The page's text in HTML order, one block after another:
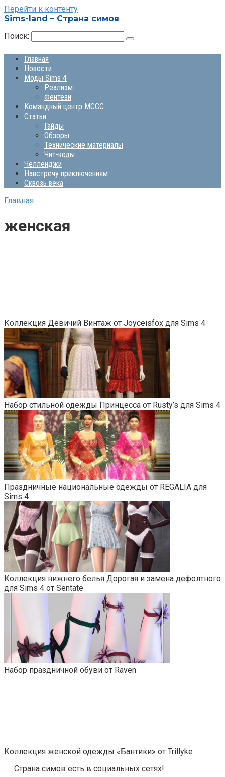
Перейти к контенту
Sims-land – Страна симов
Поиск:
Главная
Новости
Моды Sims 4
Реализм
Фентези
Командный центр MCCC
Статьи
Гайды
Обзоры
Технические материалы
Чит-коды
Челленджи
Навстречу приключениям
Сквозь века
Главная
женская
Коллекция Девичий Винтаж от Joyceisfox для Sims 4
Набор стильной одежды Принцесса от Rusty’s для Sims 4
Праздничные национальные одежды от REGALIA для
Sims 4
Коллекция нижнего белья Дорогая и замена дефолтного
для Sims 4 от Sentate
Набор праздничной обуви от Raven
Коллекция женской одежды «Бантики» от Trillyke
Страна симов есть в социальных сетях!